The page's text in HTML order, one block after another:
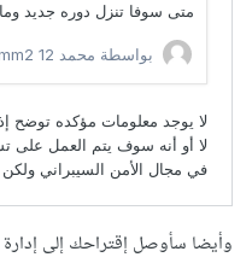
وأيضا سأوصل إقتراحك إلى إدارة